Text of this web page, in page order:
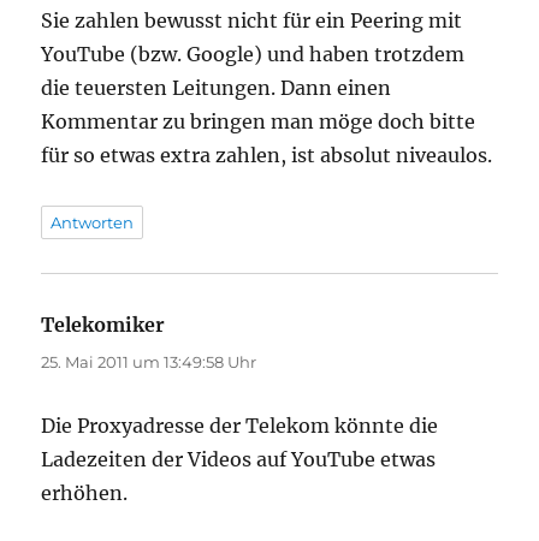
Sie zahlen bewusst nicht für ein Peering mit
YouTube (bzw. Google) und haben trotzdem
die teuersten Leitungen. Dann einen
Kommentar zu bringen man möge doch bitte
für so etwas extra zahlen, ist absolut niveaulos.
Antworten
Telekomiker
25. Mai 2011 um 13:49:58 Uhr
Die Proxyadresse der Telekom könnte die
Ladezeiten der Videos auf YouTube etwas
erhöhen.